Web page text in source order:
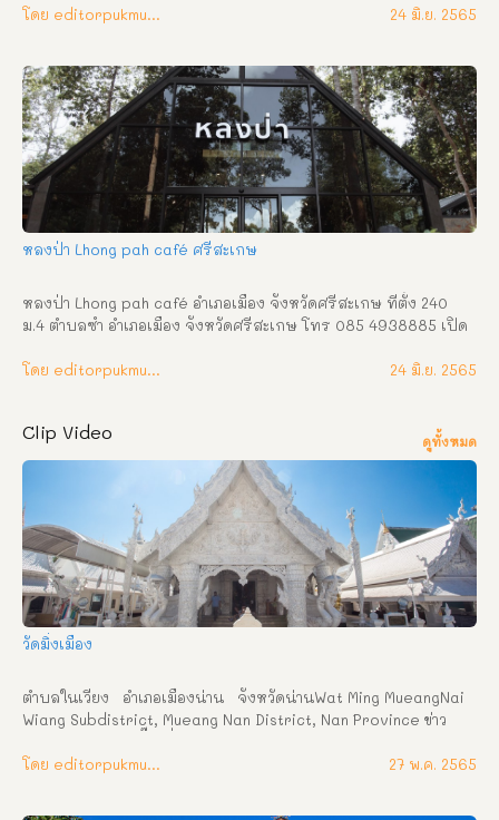
ตั้งแต่เวลา 07.00-23.00 น. ที่อยู่ : ถนนกวงเฮง ตำบลเมืองใต้ อำเภอ
โดย editorpukmudmuangthai 24 มิ.ย. 2565
หลงป่า Lhong pah café ศรีสะเกษ
หลงป่า Lhong pah café อำเภอเมือง จังหวัดศรีสะเกษ ที่ตั้ง 240
ม.4 ตำบลซำ อำเภอเมือง จังหวัดศรีสะเกษ โทร 085 4938885 เปิด
หลงป่า คาเฟ่ในป่าแห่งใหม่ในศรีสะเกษ บรรยากาศร่มรื่น ต้นไม้น้อย
แน่นอนและยังมีมุมสวยๆของร้าน จัดไว้ให้ถ่ายรูปสวยๆอีกด้วย เครื่อง
ดื่ม ทางร้านมีเมนูแนะนำ อยากจะบอกว่า อร่อยมากอยากให้ลองไป
แล้วจะทับใจ กับบรรยากาศแบบใหม่แบบสับ
โดย editorpukmudmuangthai 24 มิ.ย. 2565
Clip Video ดูทั้งหมด
วัดมิ่งเมือง
ตำบลในเวียง   อำเภอเมืองน่าน   จังหวัดน่านWat Ming MueangNai
Wiang Subdistrict, Mueang Nan District, Nan Province ข่าว
มุนี รจจ.น่าน วัดมิ่งเมือง เป็นประธานเปิด และบรรยายให้ความรู้แก่ผู้
โดย editorpukmudmuangthai 27 พ.ค. 2565